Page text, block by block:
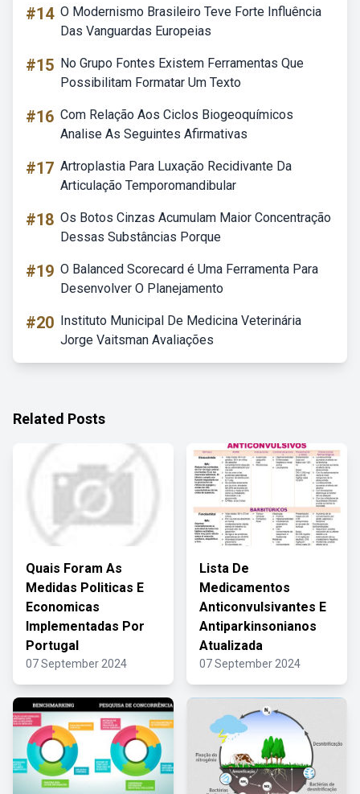
#14 O Modernismo Brasileiro Teve Forte Influência
Das Vanguardas Europeias
#15 No Grupo Fontes Existem Ferramentas Que
Possibilitam Formatar Um Texto
#16 Com Relação Aos Ciclos Biogeoquímicos
Analise As Seguintes Afirmativas
#17 Artroplastia Para Luxação Recidivante Da
Articulação Temporomandibular
#18 Os Botos Cinzas Acumulam Maior Concentração
Dessas Substâncias Porque
#19 O Balanced Scorecard é Uma Ferramenta Para
Desenvolver O Planejamento
#20 Instituto Municipal De Medicina Veterinária
Jorge Vaitsman Avaliações
Related Posts
Quais Foram As
Medidas Politicas E
Economicas
Implementadas Por
Portugal
07 September 2024
Lista De
Medicamentos
Anticonvulsivantes E
Antiparkinsonianos
Atualizada
07 September 2024